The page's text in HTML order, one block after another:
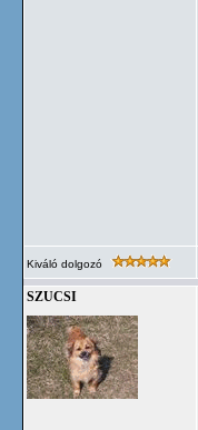
Kiváló dolgozó
SZUCSI